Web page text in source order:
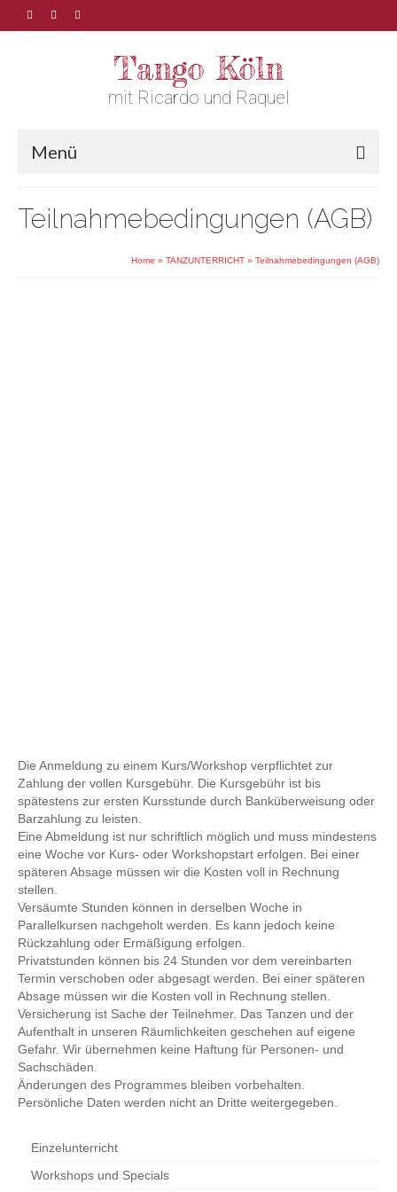
Tango Köln
mit Ricardo und Raquel
Menü
Teilnahmebedingungen (AGB)
Home » TANZUNTERRICHT » Teilnahmebedingungen (AGB)
Die Anmeldung zu einem Kurs/Workshop verpflichtet zur
Zahlung der vollen Kursgebühr. Die Kursgebühr ist bis
spätestens zur ersten Kursstunde durch Banküberweisung oder
Barzahlung zu leisten.
Eine Abmeldung ist nur schriftlich möglich und muss mindestens
eine Woche vor Kurs- oder Workshopstart erfolgen. Bei einer
späteren Absage müssen wir die Kosten voll in Rechnung
stellen.
Versäumte Stunden können in derselben Woche in
Parallelkursen nachgeholt werden. Es kann jedoch keine
Rückzahlung oder Ermäßigung erfolgen.
Privatstunden können bis 24 Stunden vor dem vereinbarten
Termin verschoben oder abgesagt werden. Bei einer späteren
Absage müssen wir die Kosten voll in Rechnung stellen.
Versicherung ist Sache der Teilnehmer. Das Tanzen und der
Aufenthalt in unseren Räumlichkeiten geschehen auf eigene
Gefahr. Wir übernehmen keine Haftung für Personen- und
Sachschäden.
Änderungen des Programmes bleiben vorbehalten.
Persönliche Daten werden nicht an Dritte weitergegeben.
Einzelunterricht
Workshops und Specials